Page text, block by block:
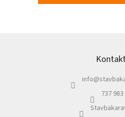
info@
737